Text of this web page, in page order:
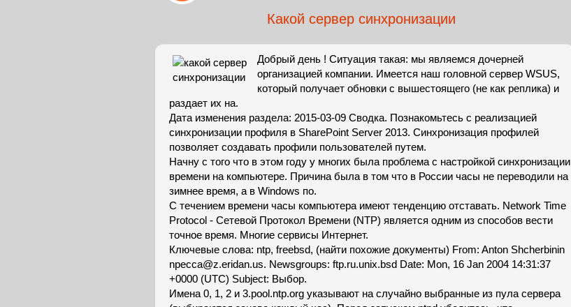
Какой сервер синхронизации
Добрый день ! Ситуация такая: мы являемся дочерней
организацией компании. Имеется наш головной сервер WSUS,
который получает обновки с вышестоящего (не как реплика) и
раздает их на.
Дата изменения раздела: 2015-03-09 Сводка. Познакомьтесь с реализацией
синхронизации профиля в SharePoint Server 2013. Синхронизация профилей
позволяет создавать профили пользователей путем.
Начну с того что в этом году у многих была проблема с настройкой синхронизации
времени на компьютере. Причина была в том что в России часы не переводили на
зимнее время, а в Windows по.
С течением времени часы компьютера имеют тенденцию отставать. Network Time
Protocol - Сетевой Протокол Времени (NTP) является одним из способов вести
точное время. Многие сервисы Интернет.
Ключевые слова: ntp, freebsd, (найти похожие документы) From: Anton Shcherbinin
npecca@z.eridan.us. Newsgroups: ftp.ru.unix.bsd Date: Mon, 16 Jan 2004 14:31:37
+0000 (UTC) Subject: Выбор.
Имена 0, 1, 2 и 3.pool.ntp.org указывают на случайно выбранные из пула сервера